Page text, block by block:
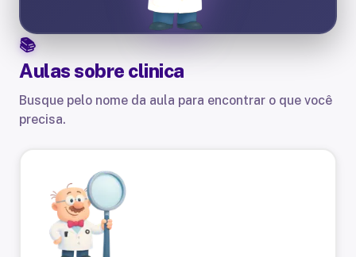
Aulas sobre clinica
Busque pelo nome da aula para encontrar o que você
precisa.